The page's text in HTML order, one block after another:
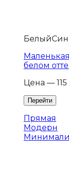
Белый
белом
Цена —
Прямая
Модерн